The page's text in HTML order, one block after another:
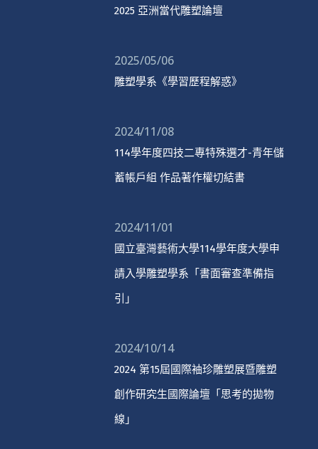
2025 亞洲當代雕塑論壇
2025/05/06
雕塑學系《學習歷程解惑》
2024/11/08
114學年度四技二專特殊選才-青年儲
蓄帳戶組 作品著作權切結書
2024/11/01
國立臺灣藝術大學114學年度大學申
請入學雕塑學系「書面審查準備指
引」
2024/10/14
2024 第15屆國際袖珍雕塑展暨雕塑
創作研究生國際論壇「思考的拋物
線」